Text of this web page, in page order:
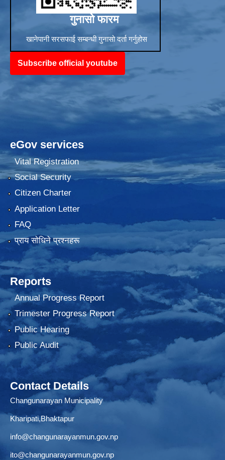
गुनासो फारम
खानेपानी सरसफाई सम्बन्धी गुनासो दर्ता गर्नुहोस
Subscribe official youtube
eGov services
Vital Registration
Social Security
Citizen Charter
Application Letter
FAQ
प्राय साेधिने प्रश्नहरू
Reports
Annual Progress Report
Trimester Progress Report
Public Hearing
Public Audit
Contact Details
Changunarayan Municipality
Kharipati,Bhaktapur
info@changunarayanmun.gov.np
ito@changunarayanmun.gov.np